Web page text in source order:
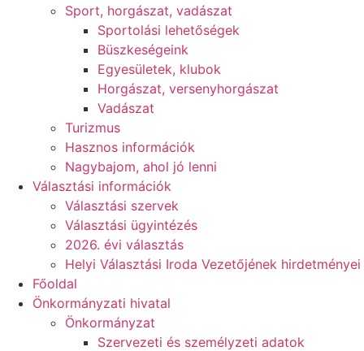
Sport, horgászat, vadászat
Sportolási lehetőségek
Büszkeségeink
Egyesületek, klubok
Horgászat, versenyhorgászat
Vadászat
Turizmus
Hasznos információk
Nagybajom, ahol jó lenni
Választási információk
Választási szervek
Választási ügyintézés
2026. évi választás
Helyi Választási Iroda Vezetőjének hirdetményei
Főoldal
Önkormányzati hivatal
Önkormányzat
Szervezeti és személyzeti adatok